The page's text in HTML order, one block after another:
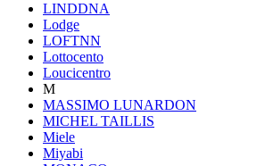
LINDDNA
Lodge
LOFTNN
Lottocento
Loucicentro
M
MASSIMO LUNARDON
MICHEL TAILLIS
Miele
Miyabi